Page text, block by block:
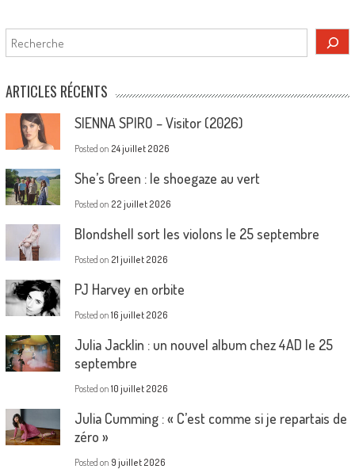
Rechercher
ARTICLES RÉCENTS
SIENNA SPIRO – Visitor (2026)
Posted on 24 juillet 2026
She’s Green : le shoegaze au vert
Posted on 22 juillet 2026
Blondshell sort les violons le 25 septembre
Posted on 21 juillet 2026
PJ Harvey en orbite
Posted on 16 juillet 2026
Julia Jacklin : un nouvel album chez 4AD le 25
septembre
Posted on 10 juillet 2026
Julia Cumming : « C’est comme si je repartais de
zéro »
Posted on 9 juillet 2026